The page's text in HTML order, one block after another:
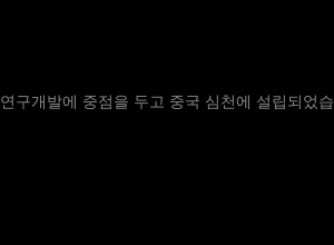
구개발에 중점을 두고 중국 심천에 설립되었